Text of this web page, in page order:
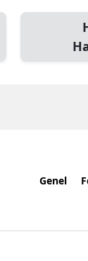
Genel